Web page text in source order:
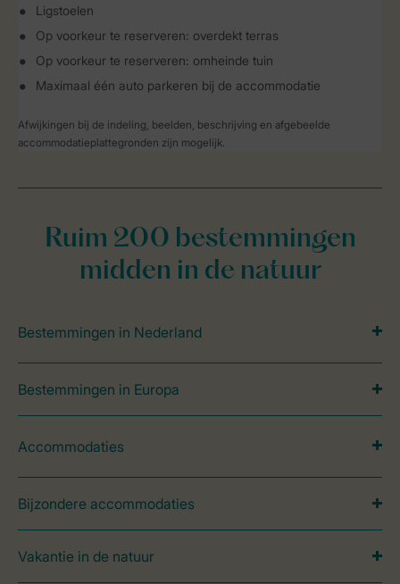
Ligstoelen
Op voorkeur te reserveren: overdekt terras
Op voorkeur te reserveren: omheinde tuin
Maximaal één auto parkeren bij de accommodatie
Afwijkingen bij de indeling, beelden, beschrijving en afgebeelde
accommodatieplattegronden zijn mogelijk.
Ruim 200 bestemmingen
midden in de natuur
Bestemmingen in Nederland
Bestemmingen in Europa
Accommodaties
Bijzondere accommodaties
Vakantie in de natuur